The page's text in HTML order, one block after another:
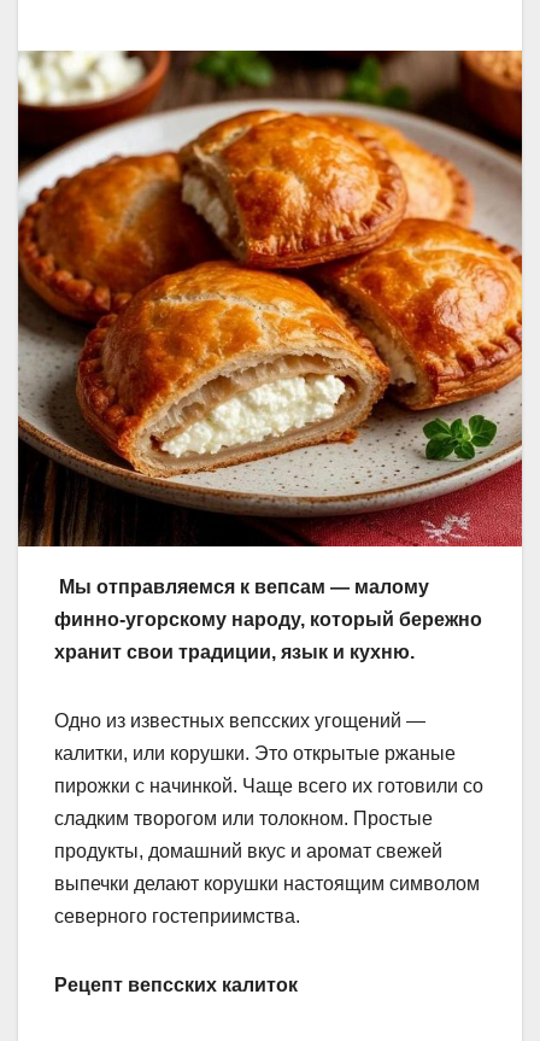
Мы отправляемся к вепсам — малому
финно-угорскому народу, который бережно
хранит свои традиции, язык и кухню.
Одно из известных вепсских угощений —
калитки, или корушки. Это открытые ржаные
пирожки с начинкой. Чаще всего их готовили со
сладким творогом или толокном. Простые
продукты, домашний вкус и аромат свежей
выпечки делают корушки настоящим символом
северного гостеприимства.
Рецепт вепсских калиток